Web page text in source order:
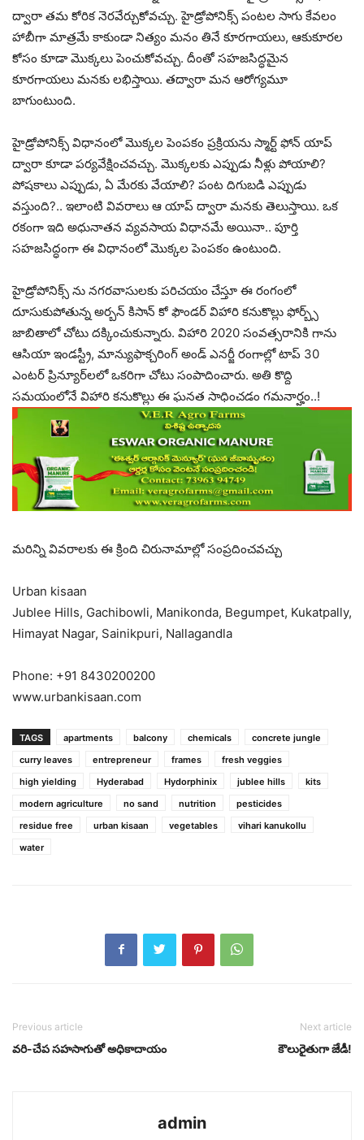
ద్వారా తమ కోరిక నెరవేర్చుకోవచ్చు. హైడ్రోపోనిక్స్ పంటల సాగు కేవలం
హాబీగా మాత్రమే కాకుండా నిత్యం మనం తినే కూరగాయలు, ఆకుకూరల
కోసం కూడా మొక్కలు పెంచుకోవచ్చు. దీంతో సహజసిద్ధమైన
కూరగాయలు మనకు లభిస్తాయి. తద్వారా మన ఆరోగ్యమూ
బాగుంటుంది.
హైడ్రోపోనిక్స్ విధానంలో మొక్కల పెంపకం ప్రక్రియను స్మార్ట్‌ ఫోన్ యాప్
ద్వారా కూడా పర్యవేక్షించవచ్చు. మొక్కలకు ఎప్పుడు నీళ్లు పోయాలి?
పోషకాలు ఎప్పుడు, ఏ మేరకు వేయాలి? పంట దిగుబడి ఎప్పుడు
వస్తుంది?.. ఇలాంటి వివరాలు ఆ యాప్ ద్వారా మనకు తెలుస్తాయి. ఒక
రకంగా ఇది అధునాతన వ్యవసాయ విధానమే అయినా.. పూర్తి
సహజసిద్ధంగా ఈ విధానంలో మొక్కల పెంపకం ఉంటుంది.
హైడ్రోపోనిక్స్ ను నగరవాసులకు పరిచయం చేస్తూ ఈ రంగంలో
దూసుకుపోతున్న అర్బన్‌ కిసాన్ కో ఫౌండర్ విహారి కనుకొల్లు ఫోర్బ్స్
జాబితాలో చోటు దక్కించుకున్నారు. విహారి 2020 సంవత్సరానికి గాను
ఆసియా ఇండస్ట్రీ, మాన్యుఫాక్చరింగ్ అండ్ ఎనర్జీ రంగాల్లో టాప్ 30
ఎంటర్‌ ప్రిన్యూర్‌లలో ఒకరిగా చోటు సంపాదించారు. అతి కొద్ది
సమయంలోనే విహారి కనుకొల్లు ఈ ఘనత సాధించడం గమనార్హం..!
మరిన్ని వివరాలకు ఈ క్రింది చిరునామాల్లో సంప్రదించవచ్చు
Urban kisaan
Jublee Hills, Gachibowli, Manikonda, Begumpet, Kukatpally,
Himayat Nagar, Sainikpuri, Nallagandla
Phone: +91 8430200200
www.urbankisaan.com
TAGS apartments balcony chemicals
concrete jungle
curry leaves
entrepreneur frames
fresh veggies
high yielding
Hyderabad Hydorphinix jublee hills
kits
modern agriculture
no sand nutrition
pesticides
residue free
urban kisaan vegetables
vihari kanukollu
water
Previous article
వరి-చేప సహసాగుతో అధికాదాయం
Next article
కౌలురైతుగా జేడీ!
admin